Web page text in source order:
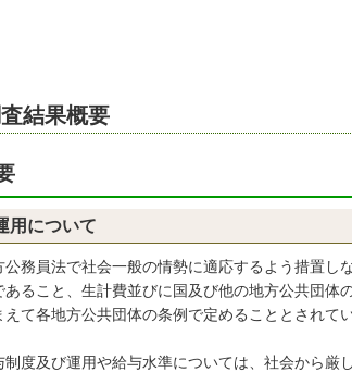
結果概要
用について
務員法で社会一般の情勢に適応するよう措置し
ること、生計費並びに国及び他の地方公共団体
て各地方公共団体の条例で定めることとされてい
度及び運用や給与水準については、社会から厳